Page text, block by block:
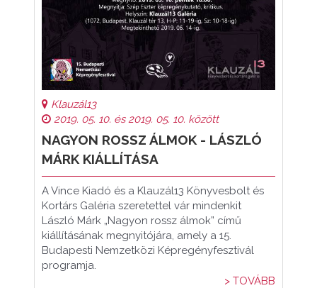
Klauzál13
2019. 05. 10. és 2019. 05. 10. között
NAGYON ROSSZ ÁLMOK - LÁSZLÓ
MÁRK KIÁLLÍTÁSA
A Vince Kiadó és a Klauzál13 Könyvesbolt és
Kortárs Galéria szeretettel vár mindenkit
László Márk „Nagyon rossz álmok” című
kiállításának megnyitójára, amely a 15.
Budapesti Nemzetközi Képregényfesztivál
programja.
> TOVÁBB